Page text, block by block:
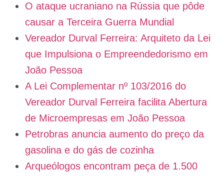
O ataque ucraniano na Rússia que pôde
causar a Terceira Guerra Mundial
Vereador Durval Ferreira: Arquiteto da Lei
que Impulsiona o Empreendedorismo em
João Pessoa
A Lei Complementar nº 103/2016 do
Vereador Durval Ferreira facilita Abertura
de Microempresas em João Pessoa
Petrobras anuncia aumento do preço da
gasolina e do gás de cozinha
Arqueólogos encontram peça de 1.500